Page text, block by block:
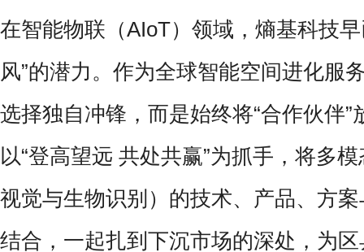
在智能物联（AIoT）领域，熵基科技
风”的潜力。作为全球智能空间进化服
选择独自冲锋，而是始终将“合作伙伴”
以“登高望远 共处共赢”为抓手，将多
视觉与生物识别）的技术、产品、方
结合，一起扎到下沉市场的深处，为